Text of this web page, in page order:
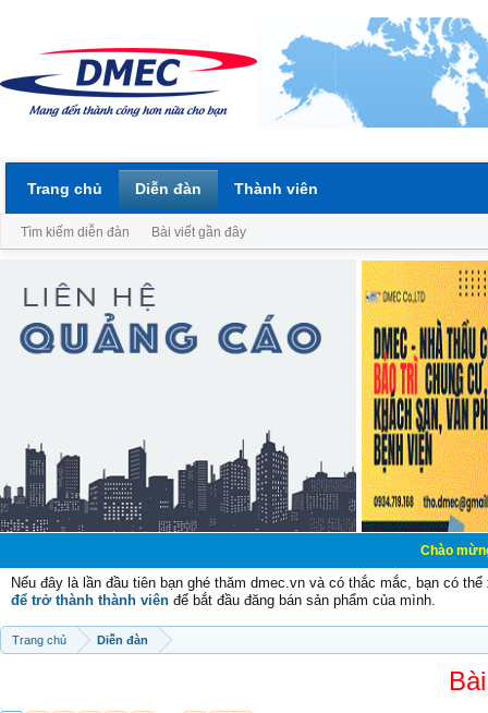
Chào mừng các bạn
Nếu đây là lần đầu tiên bạn ghé thăm dmec.vn và có thắc mắc, bạn có
để trở thành thành viên để bắt đầu đăng bán sản phẩm của mình.
Trang chủ Diễn đàn
Trang chủ Diễn đàn
Tìm kiếm diễn đàn Bài viết gần đây
Thành viên